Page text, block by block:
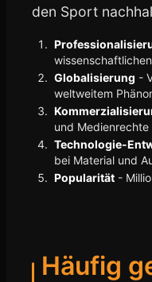
den Sport
Globalisierung -
weltweitem
und Medienrechte
Technologie-
bei Material und
Popularität -
Häufig